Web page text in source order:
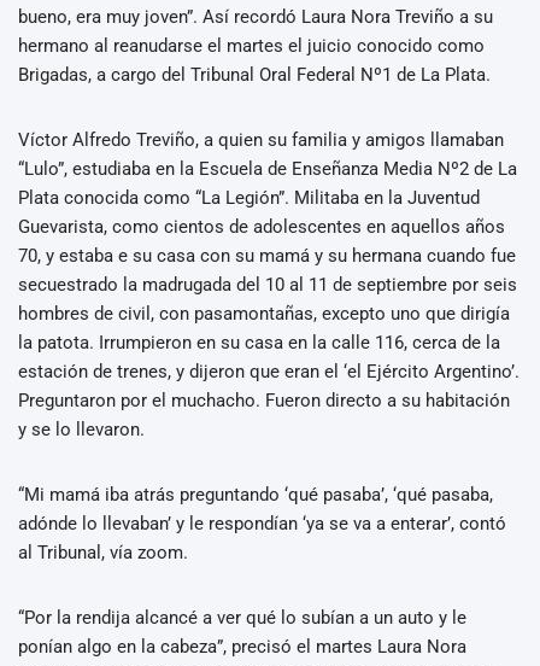
bueno, era muy joven”. Así recordó Laura Nora Treviño a su
hermano al reanudarse el martes el juicio conocido como
Brigadas, a cargo del Tribunal Oral Federal Nº1 de La Plata.
Víctor Alfredo Treviño, a quien su familia y amigos llamaban
“Lulo”, estudiaba en la Escuela de Enseñanza Media Nº2 de La
Plata conocida como “La Legión”. Militaba en la Juventud
Guevarista, como cientos de adolescentes en aquellos años
70, y estaba e su casa con su mamá y su hermana cuando fue
secuestrado la madrugada del 10 al 11 de septiembre por seis
hombres de civil, con pasamontañas, excepto uno que dirigía
la patota. Irrumpieron en su casa en la calle 116, cerca de la
estación de trenes, y dijeron que eran el ‘el Ejército Argentino’.
Preguntaron por el muchacho. Fueron directo a su habitación
y se lo llevaron.
“Mi mamá iba atrás preguntando ‘qué pasaba’, ‘qué pasaba,
adónde lo llevaban’ y le respondían ‘ya se va a enterar’, contó
al Tribunal, vía zoom.
“Por la rendija alcancé a ver qué lo subían a un auto y le
ponían algo en la cabeza”, precisó el martes Laura Nora